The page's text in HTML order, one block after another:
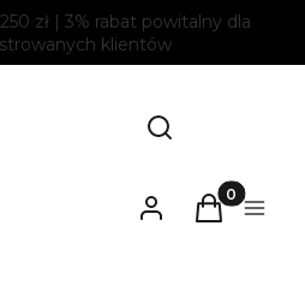
zł | 3% rabat powitalny dla
klientów
Otwórz
Szukaj
Zaloguj sięProdukty
KoszykMenu